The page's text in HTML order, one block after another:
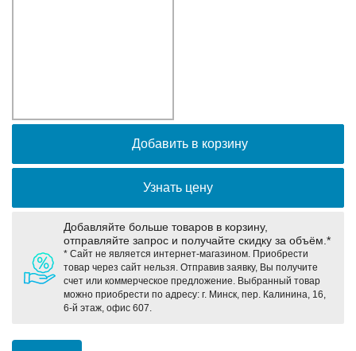
Добавить в корзину
Узнать цену
Добавляйте больше товаров в корзину,
отправляйте запрос и получайте скидку за объём.*
* Сайт не является интернет-магазином. Приобрести
товар через сайт нельзя. Отправив заявку, Вы получите
счет или коммерческое предложение. Выбранный товар
можно приобрести по адресу: г. Минск, пер. Калинина, 16,
6-й этаж, офис 607.